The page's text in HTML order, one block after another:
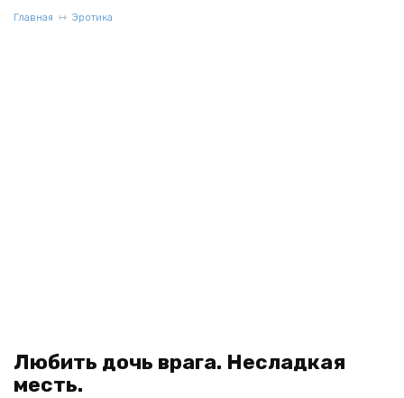
Главная Эротика
Любить дочь врага. Несладкая
месть.